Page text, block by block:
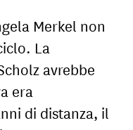
Merkel non
La
avrebbe
era
di distanza, il